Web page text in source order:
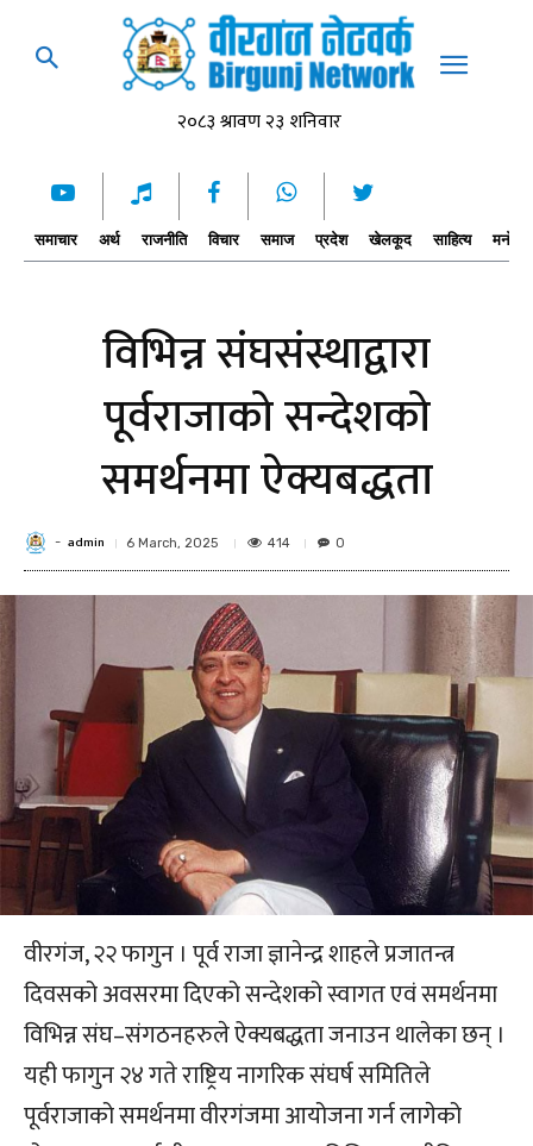
समाचार अर्थ राजनीति विचार समाज प्रदेश खेलकूद साहित्य
विभिन्न संघसंस्थाद्वारा
पूर्वराजाको सन्देशको
समर्थनमा ऐक्यबद्धता
- admin 6 March, 2025 414 0
वीरगंज, २२ फागुन । पूर्व राजा ज्ञानेन्द्र शाहले प्रजातन्त्र
दिवसको अवसरमा दिएको सन्देशको स्वागत एवं समर्थनमा
विभिन्न संघ–संगठनहरुले ऐक्यबद्धता जनाउन थालेका छन् ।
यही फागुन २४ गते राष्ट्रिय नागरिक संघर्ष समितिले
पूर्वराजाको समर्थनमा वीरगंजमा आयोजना गर्न लागेको